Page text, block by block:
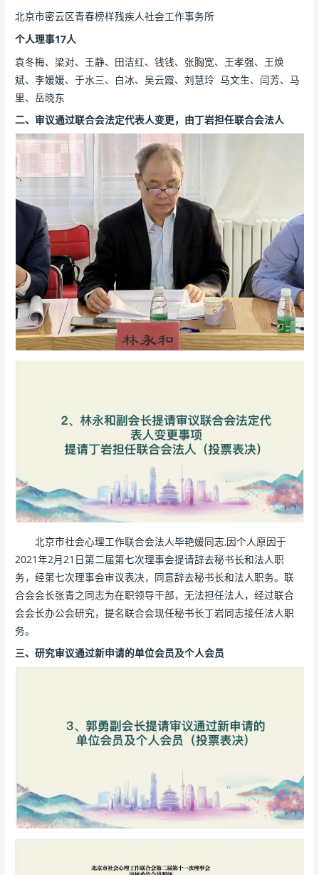
北京市密云区青春榜样残疾人社会工作事务所
个人理事17人
袁冬梅、梁对、王静、田洁红、钱钱、张胸宽、王孝强、王焕
斌、李媛媛、于水三、白冰、吴云霞、刘慧玲 马文生、闫芳、马
里、岳晓东
二、审议通过联合会法定代表人变更，由丁岩担任联合会法人
北京市社会心理工作联合会法人毕艳媛同志,因个人原因于
2021年2月21日第二届第七次理事会提请辞去秘书长和法人职
务，经第七次理事会审议表决，同意辞去秘书长和法人职务。联
合会会长张青之同志为在职领导干部，无法担任法人，经过联合
会会长办公会研究，提名联合会现任秘书长丁岩同志接任法人职
务。
三、研究审议通过新申请的单位会员及个人会员